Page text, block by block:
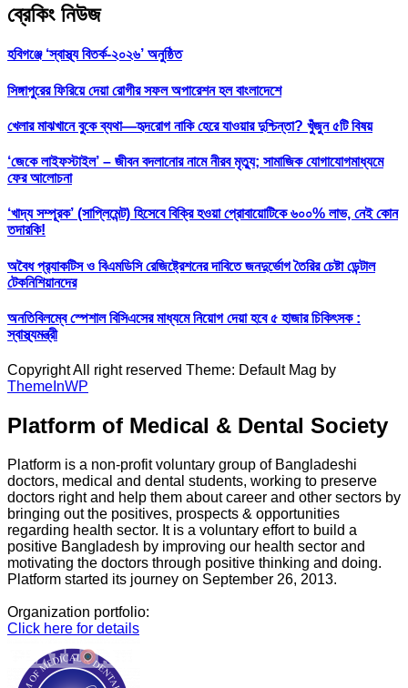
ব্রেকিং নিউজ
হবিগঞ্জে ‘স্বাস্থ্য বিতর্ক-২০২৬’ অনুষ্ঠিত
সিঙ্গাপুরের ফিরিয়ে দেয়া রোগীর সফল অপারেশন হল বাংলাদেশে
খেলার মাঝখানে বুকে ব্যথা—হৃদরোগ নাকি হেরে যাওয়ার দুশ্চিন্তা? খুঁজুন ৫টি বিষয়
‘জেকে লাইফস্টাইল’ – জীবন বদলানোর নামে নীরব মৃত্যু; সামাজিক যোগাযোগমাধ্যমে
ফের আলোচনা
‘খাদ্য সম্পূরক’ (সাপ্লিমেন্ট) হিসেবে বিক্রি হওয়া প্রোবায়োটিকে ৬০০% লাভ, নেই কোন
তদারকি!
অবৈধ প্র‍্যাকটিস ও বিএমডিসি রেজিষ্ট্রেশনের দাবিতে জনদুর্ভোগ তৈরির চেষ্টা ডেন্টাল
টেকনিশিয়ানদের
অনতিবিলম্বে স্পেশাল বিসিএসের মাধ্যমে নিয়োগ দেয়া হবে ৫ হাজার চিকিৎসক :
স্বাস্থ্যমন্ত্রী
Copyright All right reserved Theme: Default Mag by
ThemeInWP
Platform of Medical & Dental Society
Platform is a non-profit voluntary group of Bangladeshi
doctors, medical and dental students, working to preserve
doctors right and help them about career and other sectors by
bringing out the positives, prospects & opportunities
regarding health sector. It is a voluntary effort to build a
positive Bangladesh by improving our health sector and
motivating the doctors through positive thinking and doing.
Platform started its journey on September 26, 2013.
Organization portfolio:
Click here for details